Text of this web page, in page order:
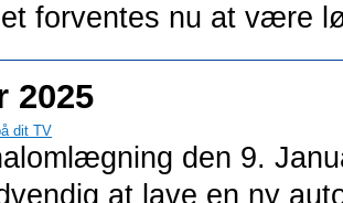
forventes nu at være
2025
dit TV
den 9.
at lave en ny